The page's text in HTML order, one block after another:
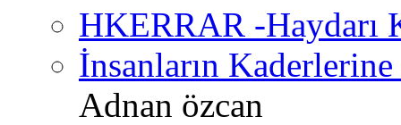
HKERRAR -Haydarı
İnsanların
Adnan özcan